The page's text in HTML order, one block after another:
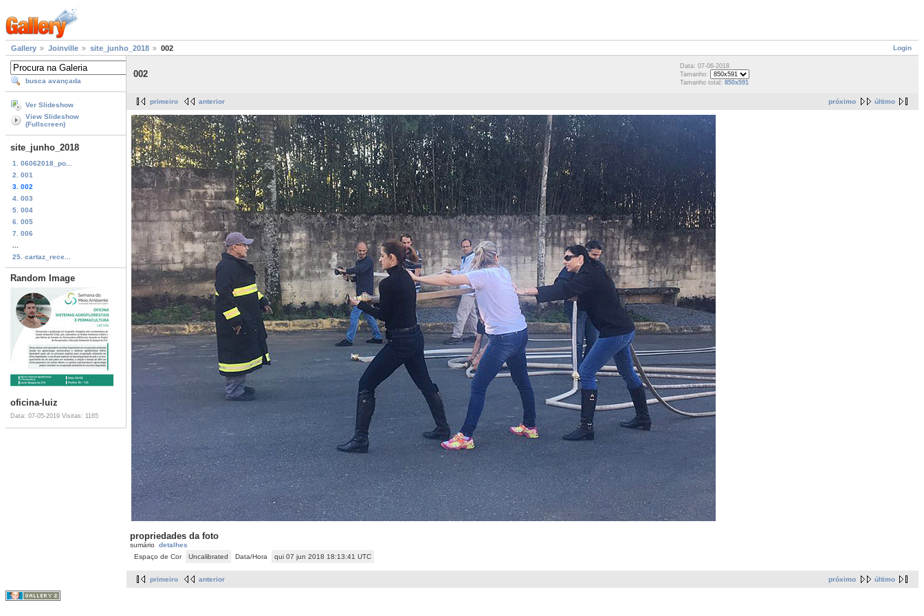
Login
Gallery Joinville site_junho_2018 002
busca avançada
Ver Slideshow
View Slideshow
(Fullscreen)
site_junho_2018
1. 06062018_po...
2. 001
3. 002
4. 003
5. 004
6. 005
7. 006
25. cartaz_rece...
Random Image
oficina-luiz
Data: 07-05-2019 Visitas: 1165
002
Data: 07-06-2018
Tamanho:
Tamanho total: 850x591
próximo último
primeiro anterior
propriedades da foto
sumário detalhes
Espaço de Cor
Uncalibrated Data/Hora qui 07 jun 2018 18:13:41 UTC
próximo último
primeiro anterior